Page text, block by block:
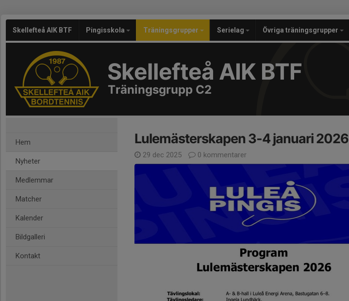
Skellefteå AIK BTF Pingisskola Träningsgrupper Serielag Övriga träningsgrupper
Skellefteå AIK BTF
Träningsgrupp C2
Hem
Nyheter
Medlemmar
Matcher
Kalender
Bildgalleri
Kontakt
Lulemästerskapen 3-4 januari 2026
29 dec 2025 0 kommentarer